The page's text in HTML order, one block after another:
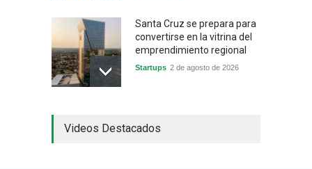
Santa Cruz se prepara para
convertirse en la vitrina del
emprendimiento regional
Startups 2 de agosto de 2026
industrial y el golpe puede
Videos Destacados